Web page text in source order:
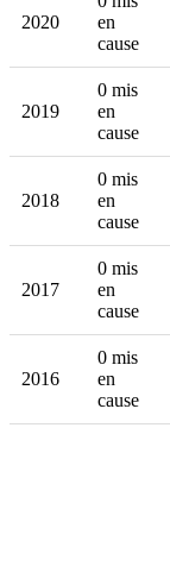
2020
en
cause
2019
0 mis
en
cause
2018
0 mis
en
cause
2017
0 mis
en
cause
2016
0 mis
en
cause